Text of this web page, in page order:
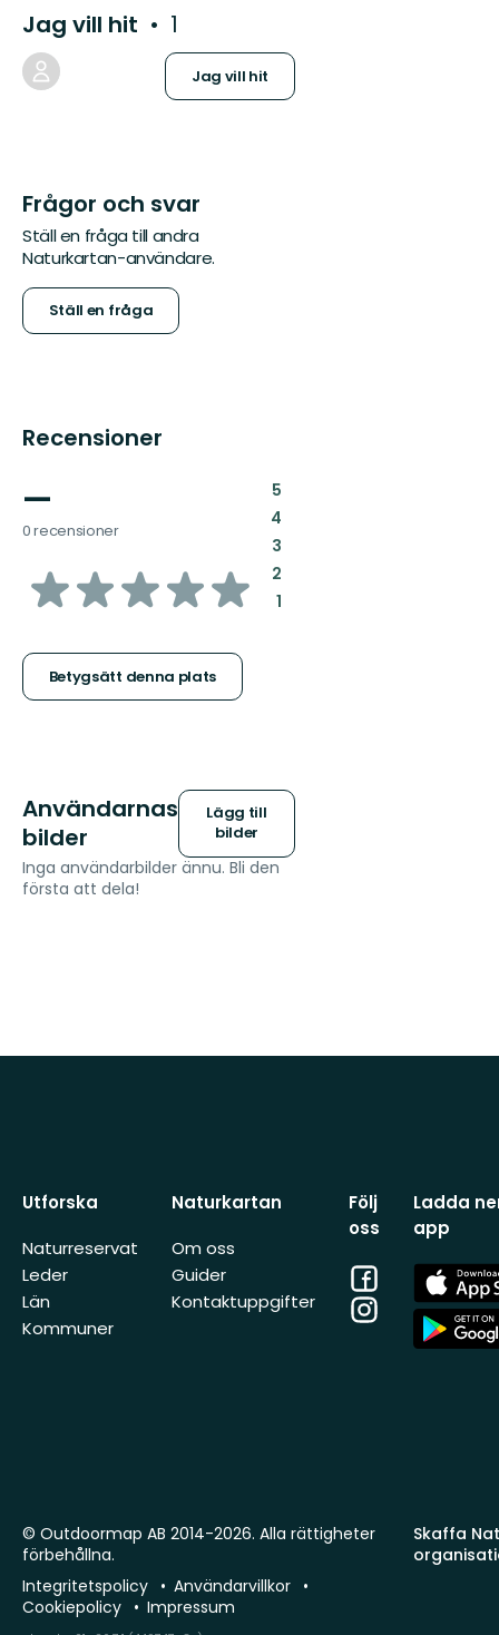
Jag vill hit 1
Jag vill hit
Frågor och svar
Ställ en fråga till andra
Naturkartan-användare.
Ställ en fråga
Recensioner
—
0 recensioner
av
stjärnor
Betygsätt denna plats
5:
4:
3:
2:
1:
Användarnas
bilder
Lägg till
bilder
Inga användarbilder ännu. Bli den
första att dela!
Utforska
Naturreservat
Leder
Län
Kommuner
Naturkartan
Om oss
Guider
Kontaktuppgifter
Följ
oss
Facebook
Instagram
Ladda
app
App
Store
App
Store
Skaffa
© Outdoormap AB 2014-2026. Alla rättigheter
förbehållna.
Integritetspolicy
Användarvillkor
Cookiepolicy
Impressum